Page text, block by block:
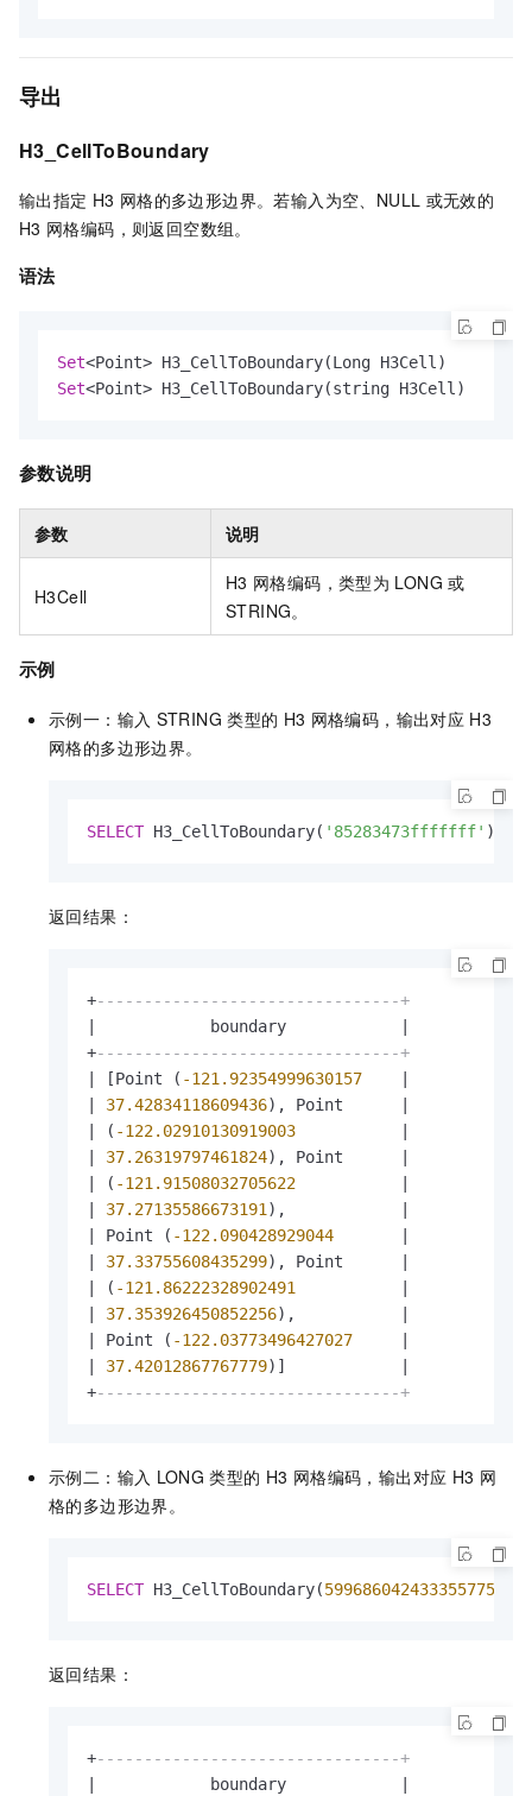
导出
H3_CellToBoundary
输出指定 H3 网格的多边形边界。若输入为空、NULL 或无效的
H3 网格编码，则返回空数组。
语法
Set<Point>
Set<Point> H3_CellToBoundary(string H3Cell)
参数说明
参数 说明
H3Cell
H3 网格编码，类型为 LONG 或
STRING。
示例
示例一：输入 STRING 类型的 H3 网格编码，输出对应 H3
网格的多边形边界。
SELECT H3_CellToBoundary( '85283473fffffff' )
返回结果：
+--------------------------------+
            boundary
+--------------------------------+
[Point ( -121.92354999630157
37.42834118609436), Point
( -122.02910130919003
37.26319797461824), Point
( -121.91508032705622
37.27135586673191),
Point ( -122.090428929044
37.33755608435299), Point
( -121.86222328902491
37.353926450852256),
Point ( -122.03773496427027
37.42012867767779)]
+--------------------------------+
示例二：输入 LONG 类型的 H3 网格编码，输出对应 H3 网
格的多边形边界。
SELECT H3_CellToBoundary(599686042433355775
返回结果：
+--------------------------------+
            boundary